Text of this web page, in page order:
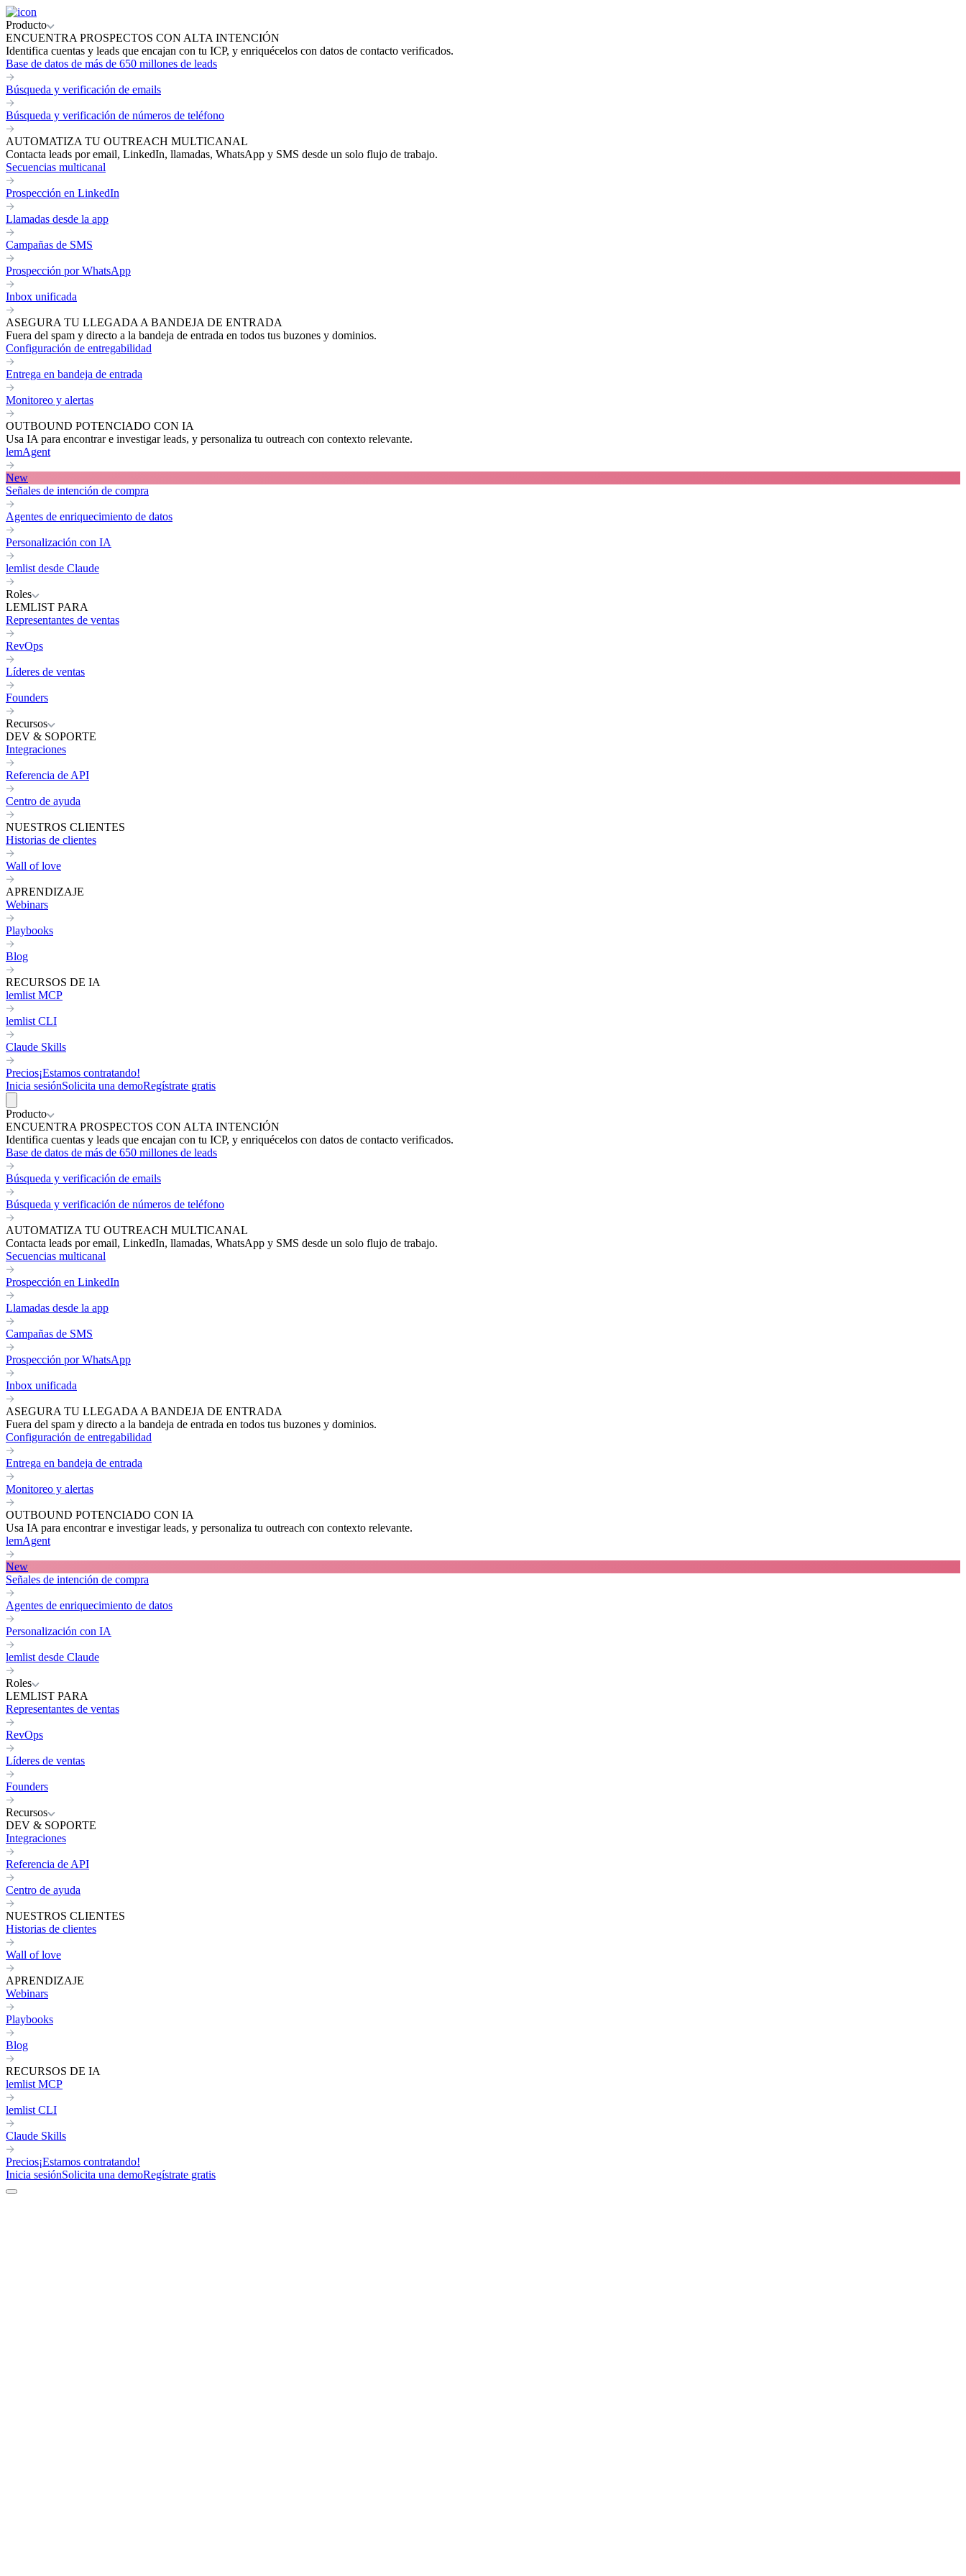
Producto
ENCUENTRA PROSPECTOS CON ALTA INTENCIÓN
Identifica cuentas y leads que encajan con tu ICP, y enriquécelos con datos de contacto verificados.
Base de datos de más de 650 millones de leads
Búsqueda y verificación de emails
Búsqueda y verificación de números de teléfono
AUTOMATIZA TU OUTREACH MULTICANAL
Contacta leads por email, LinkedIn, llamadas, WhatsApp y SMS desde un solo flujo de trabajo.
Secuencias multicanal
Prospección en LinkedIn
Llamadas desde la app
Campañas de SMS
Prospección por WhatsApp
Inbox unificada
ASEGURA TU LLEGADA A BANDEJA DE ENTRADA
Fuera del spam y directo a la bandeja de entrada en todos tus buzones y dominios.
Configuración de entregabilidad
Entrega en bandeja de entrada
Monitoreo y alertas
OUTBOUND POTENCIADO CON IA
Usa IA para encontrar e investigar leads, y personaliza tu outreach con contexto relevante.
lemAgent
New
Señales de intención de compra
Agentes de enriquecimiento de datos
Personalización con IA
lemlist desde Claude
Roles
LEMLIST PARA
Representantes de ventas
RevOps
Líderes de ventas
Founders
Recursos
DEV & SOPORTE
Integraciones
Referencia de API
Centro de ayuda
NUESTROS CLIENTES
Historias de clientes
Wall of love
APRENDIZAJE
Webinars
Playbooks
Blog
RECURSOS DE IA
lemlist MCP
lemlist CLI
Claude Skills
Precios¡Estamos contratando!
Inicia sesiónSolicita una demoRegístrate gratis
Producto
ENCUENTRA PROSPECTOS CON ALTA INTENCIÓN
Identifica cuentas y leads que encajan con tu ICP, y enriquécelos con datos de contacto verificados.
Base de datos de más de 650 millones de leads
Búsqueda y verificación de emails
Búsqueda y verificación de números de teléfono
AUTOMATIZA TU OUTREACH MULTICANAL
Contacta leads por email, LinkedIn, llamadas, WhatsApp y SMS desde un solo flujo de trabajo.
Secuencias multicanal
Prospección en LinkedIn
Llamadas desde la app
Campañas de SMS
Prospección por WhatsApp
Inbox unificada
ASEGURA TU LLEGADA A BANDEJA DE ENTRADA
Fuera del spam y directo a la bandeja de entrada en todos tus buzones y dominios.
Configuración de entregabilidad
Entrega en bandeja de entrada
Monitoreo y alertas
OUTBOUND POTENCIADO CON IA
Usa IA para encontrar e investigar leads, y personaliza tu outreach con contexto relevante.
lemAgent
New
Señales de intención de compra
Agentes de enriquecimiento de datos
Personalización con IA
lemlist desde Claude
Roles
LEMLIST PARA
Representantes de ventas
RevOps
Líderes de ventas
Founders
Recursos
DEV & SOPORTE
Integraciones
Referencia de API
Centro de ayuda
NUESTROS CLIENTES
Historias de clientes
Wall of love
APRENDIZAJE
Webinars
Playbooks
Blog
RECURSOS DE IA
lemlist MCP
lemlist CLI
Claude Skills
Precios¡Estamos contratando!
Inicia sesiónSolicita una demoRegístrate gratis